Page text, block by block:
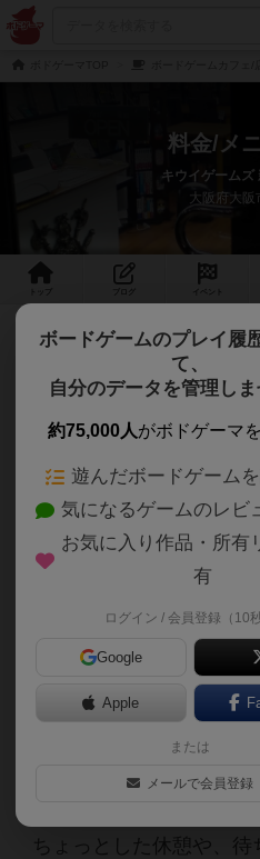
料金/メ
キウイゲームズ
大阪府大阪
●プレイスペース利用料
・通常料金：３０分２５０円
・平日 フリーパック：１０
・土日祝 フリーパック：２
※料金は退出のお時間で計算
利用の申請は不要です。
小学生以下のお子様が保護
●ドリンクバー
・お一人様、３９０円で飲み
ちょっとした休憩や、
ボードゲームのプレイ履
て、
自分のデータを管理しま
約75,000人がボドゲーマ
遊んだボードゲーム
気になるゲームのレビ
お気に入り作品・所有
有
ログイン / 会員登録（10秒
Google
Apple
または
メールで会員登録